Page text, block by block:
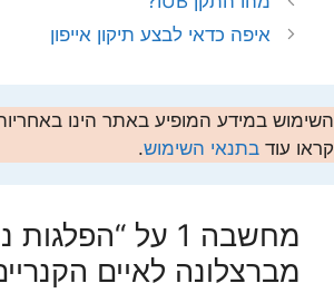
איפה כדאי לבצע תיקון אייפון
השימוש במידע המופיע באתר הינו
קראו עוד בתנאי השימוש.
מחשבה 1 על
מברצלונה לאיים